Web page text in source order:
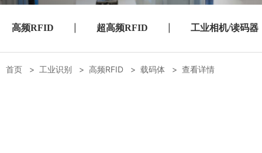
高频RFID 超高频RFID 工业相机/读码器
首页 > 工业识别 > 高频RFID > 载码体 > 查看详情